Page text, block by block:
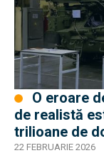
de realistă
trilioane de
22 FEBRUARIE 2026